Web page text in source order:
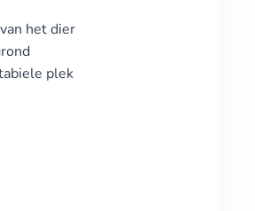
het dier
plek